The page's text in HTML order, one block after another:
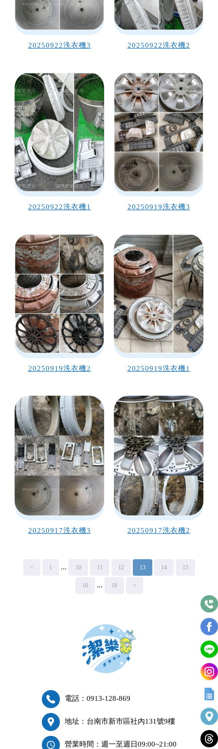
20250922洗衣機3 20250922洗衣機2
20250922洗衣機1 20250919洗衣機3
20250919洗衣機2 20250919洗衣機1
20250917洗衣機3 20250917洗衣機2
< 1 ... 10 11 12 13 14 15
16 ... 18 >
電話：0913-128-869
地址：台南市新市區社內131號9樓
營業時間：週一至週日09:00~21:00